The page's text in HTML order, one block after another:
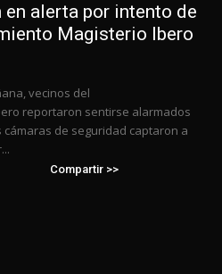
alerta por intento de
Magisterio Ibero
vecinos del
reportaron sentirse alarmados
de seguridad captaron a
Compartir >>